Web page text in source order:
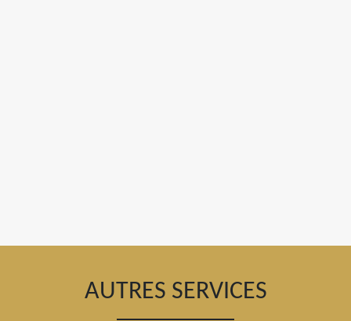
AUTRES SERVICES